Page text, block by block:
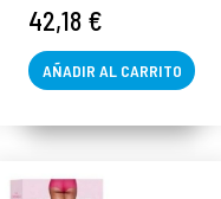
corporal 200ml -
Ligne Corporelle
- Selvert Thermal
42,18 €
AÑADIR AL CARRITO